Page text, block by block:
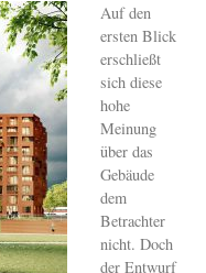
Auf den
ersten Blick
erschließt
sich diese
hohe
Meinung
über das
Gebäude
dem
Betrachter
nicht. Doch
der Entwurf